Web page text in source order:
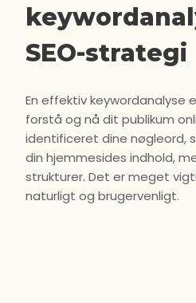
SEO-strategi
En effektiv keywordanalyse
forstå og nå dit publikum
identificeret dine nøgleord,
din hjemmesides indhold,
strukturer. Det er meget
naturligt og brugervenligt.